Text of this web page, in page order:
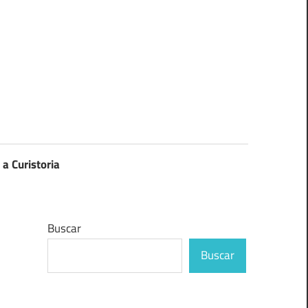
Curistoria
Buscar
Buscar